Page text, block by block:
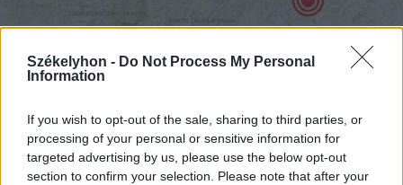
Székelyhon - Do Not Process My Personal
Information
If you wish to opt-out of the sale, sharing to third parties, or
processing of your personal or sensitive information for
targeted advertising by us, please use the below opt-out
section to confirm your selection. Please note that after your
2026. augusztus 06., csütörtök
3,4-es erősségű földrengés volt
csütörtök délután